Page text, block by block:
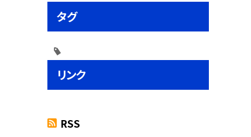
タグ
リンク
RSS